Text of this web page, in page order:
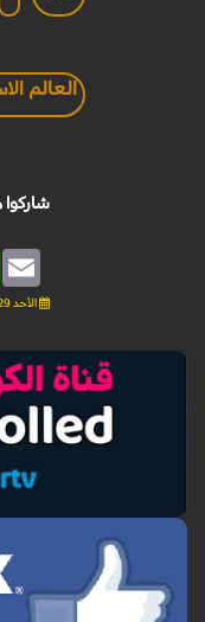
العالم
شاركوا
الأحد 29 يوليو 2018 - 15:20 بتوقيت غرينتش